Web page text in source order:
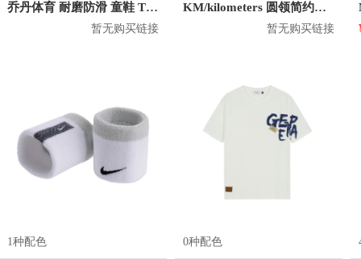
乔丹体育 耐磨防滑 童鞋 T5940106
暂无购买链接
KM/kilometers 圆领简约短袖T恤 M2X2108073
暂无购买链接
1种配色 0种配色